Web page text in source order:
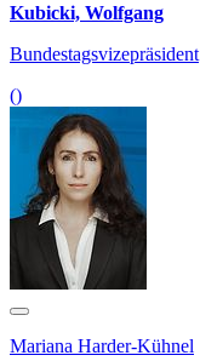
Kubicki, Wolfgang
Bundestagsvizepräsident
()
Mariana Harder-Kühnel